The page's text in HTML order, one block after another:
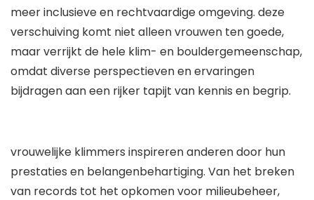
meer inclusieve en rechtvaardige omgeving. deze
verschuiving komt niet alleen vrouwen ten goede,
maar verrijkt de hele klim- en bouldergemeenschap,
omdat diverse perspectieven en ervaringen
bijdragen aan een rijker tapijt van kennis en begrip.
vrouwelijke klimmers inspireren anderen door hun
prestaties en belangenbehartiging. Van het breken
van records tot het opkomen voor milieubeheer,